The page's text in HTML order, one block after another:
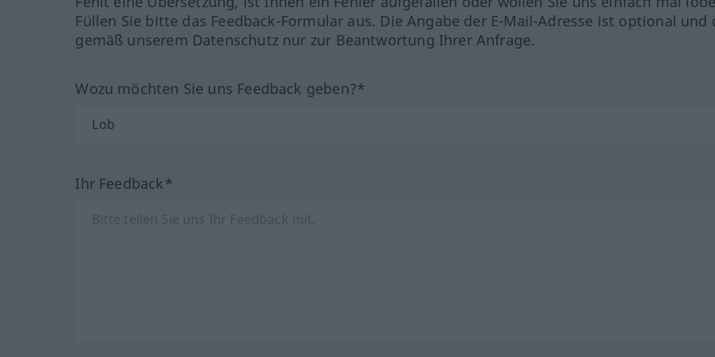
Füllen Sie bitte das Feedback-Formular aus. Die Angabe der E-Mail-Adresse ist optional und
gemäß unserem Datenschutz nur zur Beantwortung Ihrer Anfrage.
Wozu möchten Sie uns Feedback geben?*
Ihr Feedback*